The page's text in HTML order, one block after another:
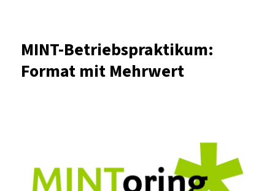
MINT-Betriebspraktikum:
Format mit Mehrwert